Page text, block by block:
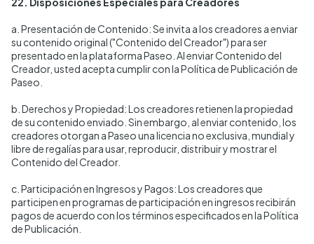
a. Presentación de Contenido: Se invita a los creadores a enviar
su contenido original ("Contenido del Creador") para ser
presentado en la plataforma Paseo. Al enviar Contenido del
Creador, usted acepta cumplir con la Política de Publicación de
Paseo.
b. Derechos y Propiedad: Los creadores retienen la propiedad
de su contenido enviado. Sin embargo, al enviar contenido, los
creadores otorgan a Paseo una licencia no exclusiva, mundial y
libre de regalías para usar, reproducir, distribuir y mostrar el
Contenido del Creador.
c. Participación en Ingresos y Pagos: Los creadores que
participen en programas de participación en ingresos recibirán
pagos de acuerdo con los términos especificados en la Política
de Publicación.